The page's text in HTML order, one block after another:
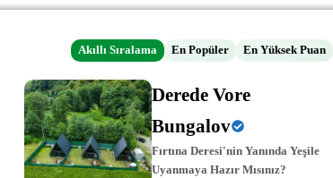
Akıllı Sıralama En Popüler En Yüksek Puan
Derede Vore
Bungalov
Fırtına Deresi'nin Yanında Yeşile
Uyanmaya Hazır Mısınız?